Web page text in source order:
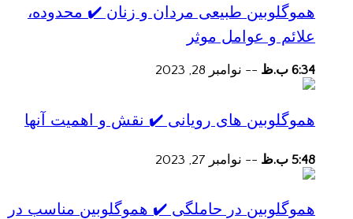
هموگلوبین طبیعی مردان و زنان ✔️ محدوده،
علائم و عوامل موثر
6:34 ب.ظ -- نوامبر 28, 2023
هموگلوبین های رویانی ✔️ نقش و اهمیت آنها
5:48 ب.ظ -- نوامبر 27, 2023
هموگلوبین در حاملگی ✔️ هموگلوبین مناسب در